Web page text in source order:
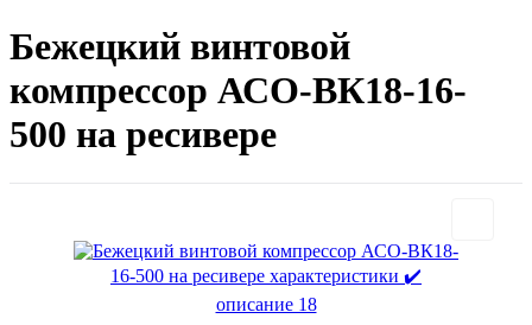
Бежецкий винтовой
компрессор АСО-ВК18-16-
500 на ресивере